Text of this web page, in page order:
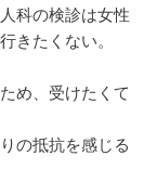
科の検診は女性
きたくない。
め、受けたくて
の抵抗を感じる